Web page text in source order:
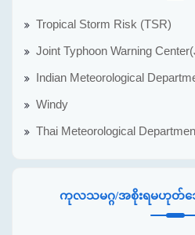
Tropical Storm Risk (TSR)
Joint Typhoon Warning
Indian Meteorological
Windy
Thai Meteorological
ကုလသမဂ္ဂ/အစိုးရမဟုတ်သ